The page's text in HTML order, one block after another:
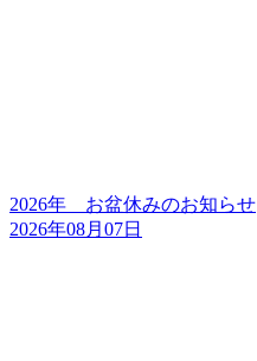
2026年 お盆休みのお知らせ
2026年08月07日